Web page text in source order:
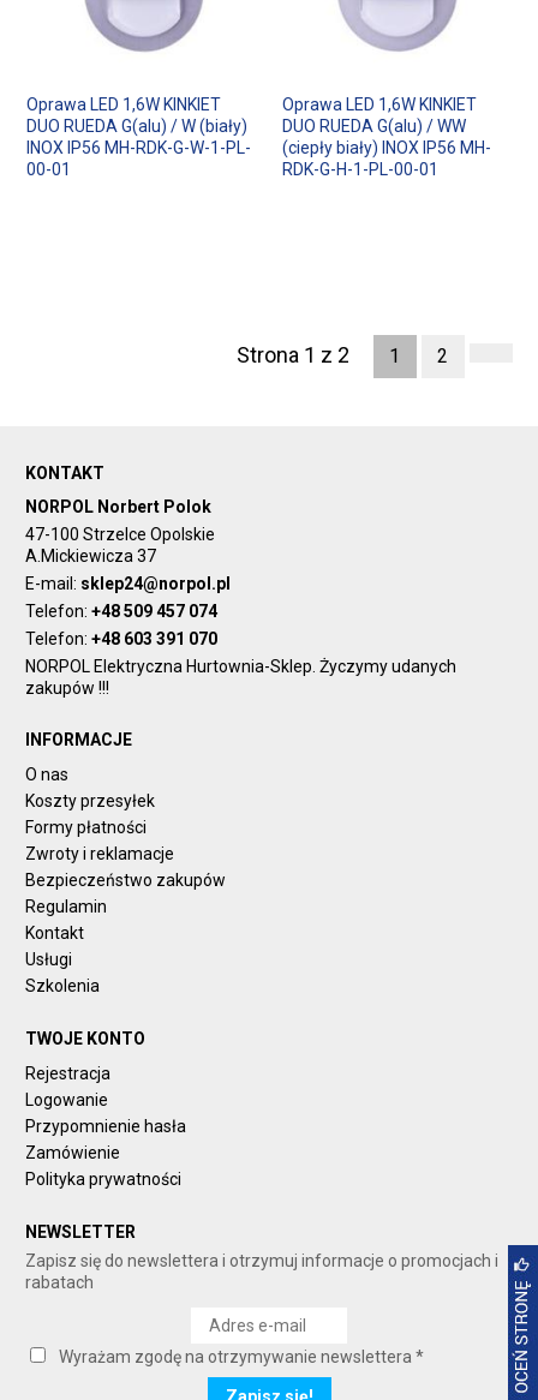
Oprawa LED 1,6W KINKIET
DUO RUEDA G(alu) / W (biały)
INOX IP56 MH-RDK-G-W-1-PL-
00-01
Oprawa LED 1,6W KINKIET
DUO RUEDA G(alu) / WW
(ciepły biały) INOX IP56 MH-
RDK-G-H-1-PL-00-01
Strona 1 z 2 1 2
KONTAKT
NORPOL Norbert Polok
47-100 Strzelce Opolskie
A.Mickiewicza 37
E-mail: sklep24@norpol.pl
Telefon:+48 509 457 074
Telefon:+48 603 391 070
NORPOL Elektryczna Hurtownia-Sklep. Życzymy udanych
zakupów !!!
INFORMACJE
O nas
Koszty przesyłek
Formy płatności
Zwroty i reklamacje
Bezpieczeństwo zakupów
Regulamin
Kontakt
Usługi
Szkolenia
TWOJE KONTO
Rejestracja
Logowanie
Przypomnienie hasła
Zamówienie
Polityka prywatności
NEWSLETTER
Zapisz się do newslettera i otrzymuj informacje o promocjach i
rabatach
Wyrażam zgodę na otrzymywanie newslettera *